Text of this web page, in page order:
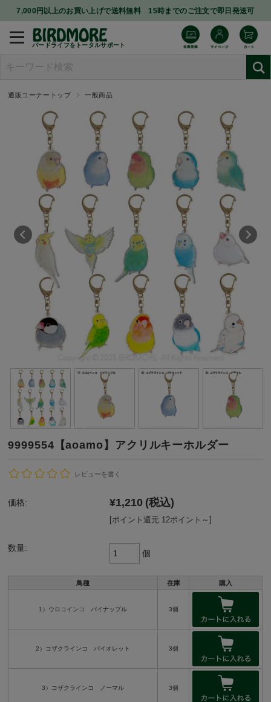
7,000円以上のお買い上げで送料無料 15時までのご注文で即日発送可
バードライフをトータルサポート
通販コーナートップ 一般商品
9999554【aoamo】アクリルキーホルダー
レビューを書く
価格: ¥1,210 (税込)
[ポイント還元 12ポイント～]
数量:
個
鳥種 在庫 購入
1）ウロコインコ パイナップル 3個
2）コザクラインコ バイオレット 3個
3）コザクラインコ ノーマル 3個